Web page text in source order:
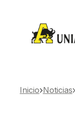
Inicio Noticias